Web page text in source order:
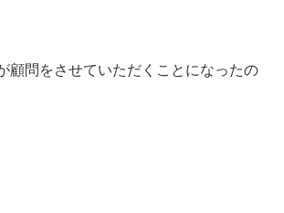
顧問をさせていただくことになったの